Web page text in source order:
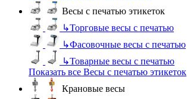
Весы с печатью этикеток
↳Торговые весы с печатью
↳Фасовочные весы с печатью
↳Товарные весы с печатью
Показать все Весы с печатью этикеток
Крановые весы